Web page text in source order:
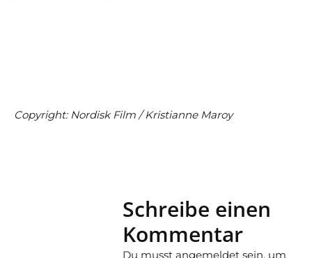
Copyright: Nordisk Film / Kristianne Maroy
Schreibe einen
Kommentar
Du musst angemeldetsein, um